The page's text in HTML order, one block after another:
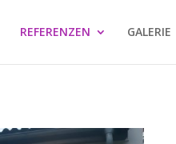
REFERENZEN GALERIE